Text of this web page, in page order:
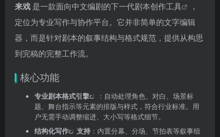
来戏 是一款面向中文编剧的下一代剧本创作工具
，
定位为专业写作与协作平台。它并非简单的文字编辑
器，而是针对剧本的叙事结构与格式规范，提供从构思
到完稿的完整工作流。
核心功能
专业剧本格式引擎
：自动处理角色、对白、场景标
题、舞台指示等元素的排版与样式，符合行业标准。用
户无需手动调整缩进、大小写等格式细节。
结构化写作
支持 ：内置分幕、分场、节拍表等叙事组